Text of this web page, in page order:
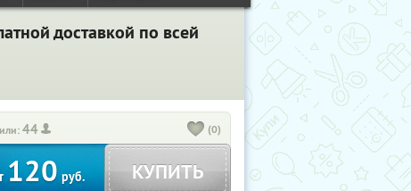
доставкой по всей
44 (0)
120руб. КУПИТЬ